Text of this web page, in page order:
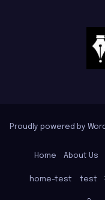
Proudly powered by
Home About Us
home-test test